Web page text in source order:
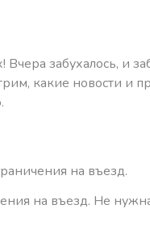
забухалось, и
какие новости и
на въезд.
на въезд. Не